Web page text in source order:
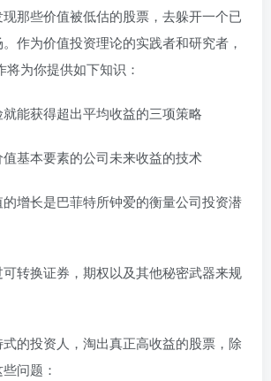
那些价值被低估的股票，去躲开一个已
作为价值投资理论的实践者和研究者，
将为你提供如下知识：
能获得超出平均收益的三项策略
基本要素的公司未来收益的技术
增长是巴菲特所钟爱的衡量公司投资潜
转换证券，期权以及其他秘密武器来规
的投资人，淘出真正高收益的股票，除
问题：